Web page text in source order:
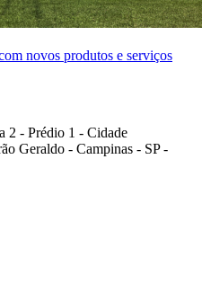
novos produtos e serviços
2 - Prédio 1 - Cidade
Geraldo - Campinas - SP -